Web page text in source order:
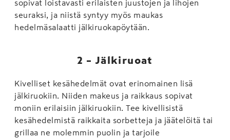
sopivat loistavasti erilaisten juustojen ja lihojen
seuraksi, ja niistä syntyy myös maukas
hedelmäsalaatti jälkiruokapöytään.
2 – Jälkiruoat
Kivelliset kesähedelmät ovat erinomainen lisä
jälkiruokiin. Niiden makeus ja raikkaus sopivat
moniin erilaisiin jälkiruokiin. Tee kivellisistä
kesähedelmistä raikkaita sorbetteja ja jäätelöitä tai
grillaa ne molemmin puolin ja tarjoile